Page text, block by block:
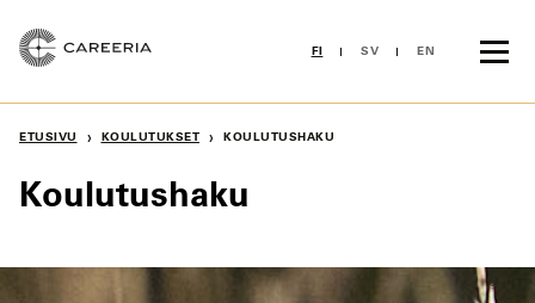
sisältöön
FI SV EN
ETUSIVU › KOULUTUKSET › KOULUTUSHAKU
Koulutushaku